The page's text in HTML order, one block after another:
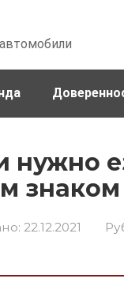
нужно
знаком
22.12.2021